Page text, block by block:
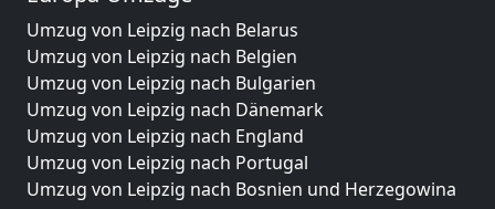
Umzug von Leipzig nach Belarus
Umzug von Leipzig nach Belgien
Umzug von Leipzig nach Bulgarien
Umzug von Leipzig nach Dänemark
Umzug von Leipzig nach England
Umzug von Leipzig nach Portugal
Umzug von Leipzig nach Bosnien und Herzegowina